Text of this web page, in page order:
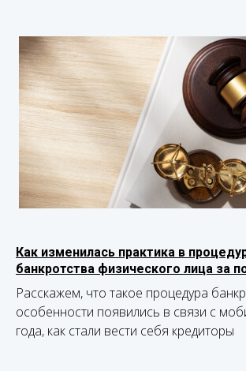
Как изменилась практика в
банкротства физического лица за
Расскажем, что такое процедура
особенности появились в связи с
года, как стали вести себя кредиторы